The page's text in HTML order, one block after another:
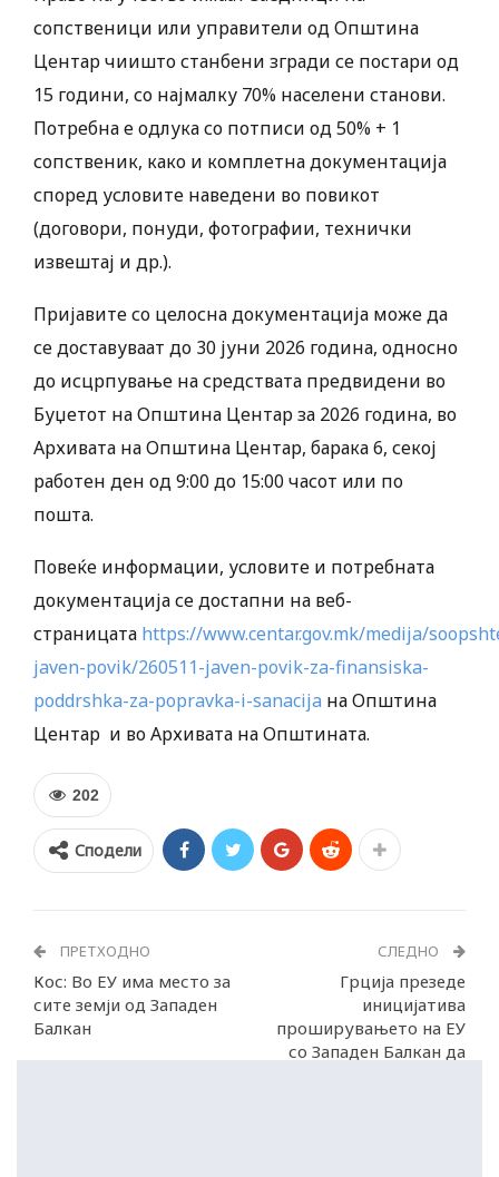
сопственици или управители од Општина
Центар чиишто станбени згради се постари од
15 години, со најмалку 70% населени станови.
Потребна е одлука со потписи од 50% + 1
сопственик, како и комплетна документација
според условите наведени во повикот
(договори, понуди, фотографии, технички
извештај и др.).
Пријавите со целосна документација може да
се доставуваат до 30 јуни 2026 година, односно
до исцрпување на средствата предвидени во
Буџетот на Општина Центар за 2026 година, во
Архивата на Општина Центар, барака 6, секој
работен ден од 9:00 до 15:00 часот или по
пошта.
Повеќе информации, условите и потребната
документација се достапни на веб-
страницата https://www.centar.gov.mk/medija/
javen-povik/260511-javen-povik-za-finansiska-
poddrshka-za-popravka-i-sanacija на Општина
Центар и во Архивата на Општината.
202
Сподели
ПРЕТХОДНО
Кос: Во ЕУ има место за
сите земји од Западен
Балкан
СЛЕДНО
Грција презеде
иницијатива
проширувањето на ЕУ
со Западен Балкан да